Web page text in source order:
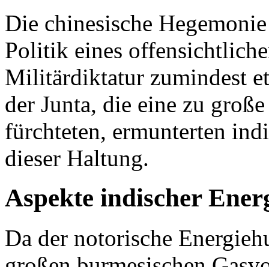
Die chinesische
Politik eines
Militärdiktatur zumindest
der Junta, die eine zu
fürchteten, ermunterten
dieser Haltung.
Aspekte indischer
Da der notorische